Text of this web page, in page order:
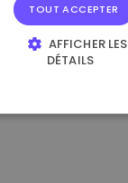
TOUT ACCEPTER
AFFICHER LES
DÉTAILS